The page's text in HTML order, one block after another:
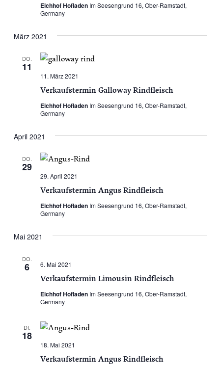
Eichhof Hofladen Im Seesengrund 16, Ober-Ramstadt,
Germany
März 2021
DO.
11
Verkaufstermin Galloway Rindfleisch
11. März 2021
Eichhof Hofladen Im Seesengrund 16, Ober-Ramstadt,
Germany
April 2021
DO.
29
Verkaufstermin Angus Rindfleisch
29. April 2021
Eichhof Hofladen Im Seesengrund 16, Ober-Ramstadt,
Germany
Mai 2021
DO.
6
Verkaufstermin Limousin Rindfleisch
6. Mai 2021
Eichhof Hofladen Im Seesengrund 16, Ober-Ramstadt,
Germany
DI.
18
Verkaufstermin Angus Rindfleisch
18. Mai 2021